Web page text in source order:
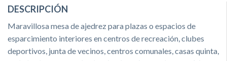
DESCRIPCIÓN
Maravillosa mesa de ajedrez para plazas o espacios de
esparcimiento interiores en centros de recreación, clubes
deportivos, junta de vecinos, centros comunales, casas quinta,